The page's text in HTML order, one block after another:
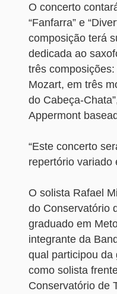
O concerto
“Fanfarra” e
composição terá
dedicada ao
três composições:
Mozart, em três
do Cabeça-
Appermont
“Este concerto
repertório variado
O solista Rafael
do Conservatório
graduado em
integrante da
qual participou da
como solista
Conservatório de